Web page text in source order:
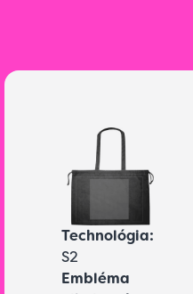
Technológia:
S2
Embléma